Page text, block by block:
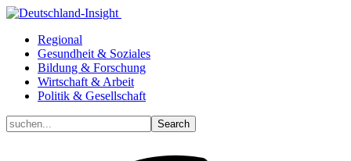
Regional
Gesundheit & Soziales
Bildung & Forschung
Wirtschaft & Arbeit
Politik & Gesellschaft